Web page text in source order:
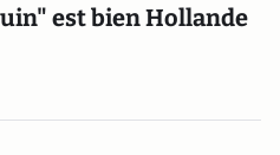
est bien Hollande